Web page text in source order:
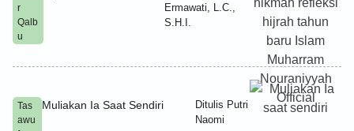
r
Qalb
u
Ermawati, L.C.,
S.H.I.
Tas
awu
Muliakan Ia Saat Sendiri
Ditulis Putri
Naomi